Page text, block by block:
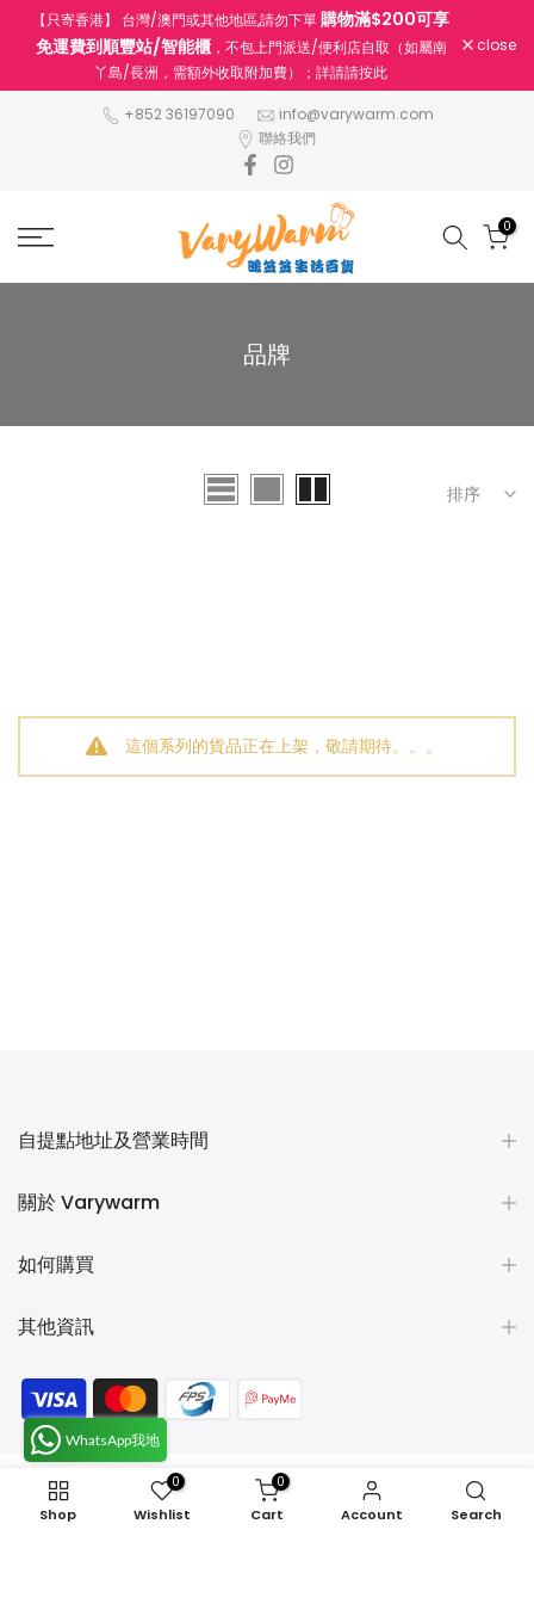
【只寄香港】 台灣/澳門或其他地區,請勿下單購物滿$200可享
免運費到順豐站/智能櫃，不包上門派送/便利店自取（如屬南
丫島/長洲，需額外收取附加費）；詳請請按此
close
+852 36197090
info@varywarm.com
聯絡我們
0
品牌
排序
這個系列的貨品正在上架，敬請期待。。。
自提點地址及營業時間
關於 Varywarm
如何購買
其他資訊
Copyright © 2026 VaryWarm 暖笠笠生活百貨.
All rights
reserved.
Shop
0
Wishlist
0
Cart Account Search
WhatsApp我地